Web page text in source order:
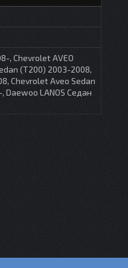
, Chevrolet AVEO
(T200) 2003-2008,
Chevrolet Aveo Sedan
Daewoo LANOS Седан